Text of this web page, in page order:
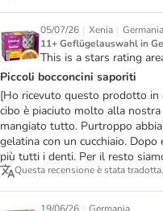
05/07/26 | Xenia | Germania
11+ Geflügelauswahl in
This is a stars rating
Piccoli bocconcini saporiti
[Ho ricevuto questo prodotto in
cibo è piaciuto molto alla
mangiato tutto. Purtroppo
gelatina con un cucchiaio. Dopo
più tutti i denti. Per il resto
Questa recensione è stata tradotta.